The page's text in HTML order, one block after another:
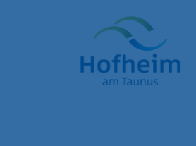
Startseite"